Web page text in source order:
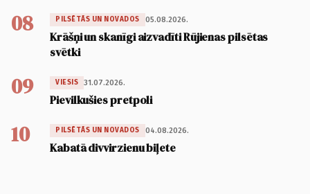
08 PILSĒTĀS UN NOVADOS 05.08.2026.
Krāšņi un skanīgi aizvadīti Rūjienas pilsētas
svētki
09 VIESIS 31.07.2026.
Pievilkušies pretpoli
10 PILSĒTĀS UN NOVADOS 04.08.2026.
Kabatā divvirzienu biļete